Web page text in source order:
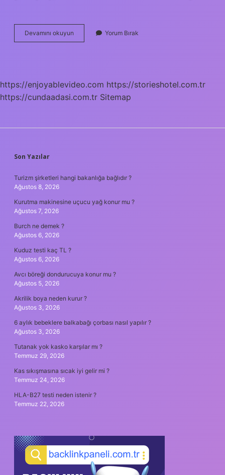
Devamını okuyun
Yürüyüşü
Yorum Bırak
https://enjoyablevideo.com https://storieshotel.com.tr
https://cundaadasi.com.tr Sitemap
SIDEBAR
Son Yazılar
Turizm şirketleri hangi bakanlığa bağlıdır ?
Ağustos 8, 2026
Kurutma makinesine uçucu yağ konur mu ?
Ağustos 7, 2026
Burch ne demek ?
Ağustos 6, 2026
Kuduz testi kaç TL ?
Ağustos 6, 2026
Avcı böreği dondurucuya konur mu ?
Ağustos 5, 2026
Akrilik boya neden kurur ?
Ağustos 3, 2026
6 aylık bebeklere balkabağı çorbası nasıl yapılır ?
Ağustos 3, 2026
Tutanak yok kasko karşılar mı ?
Temmuz 29, 2026
Kas sıkışmasına sıcak iyi gelir mi ?
Temmuz 24, 2026
HLA-B27 testi neden istenir ?
Temmuz 22, 2026